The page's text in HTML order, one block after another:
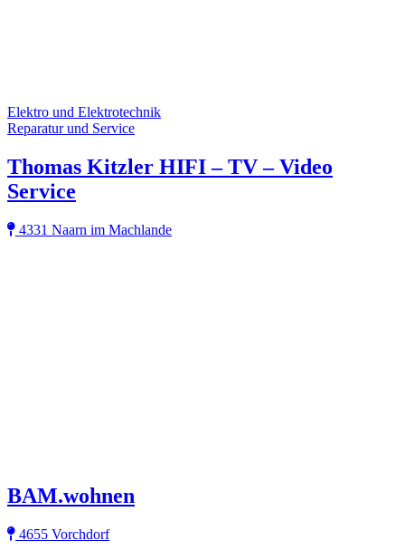
Elektro und Elektrotechnik
Reparatur und Service
Thomas Kitzler HIFI – TV – Video
Service
4331 Naarn im Machlande
BAM.wohnen
4655 Vorchdorf